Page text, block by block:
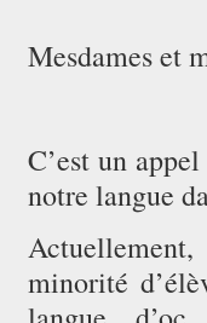
Mesdames et
C’est un
notre langue
minorité